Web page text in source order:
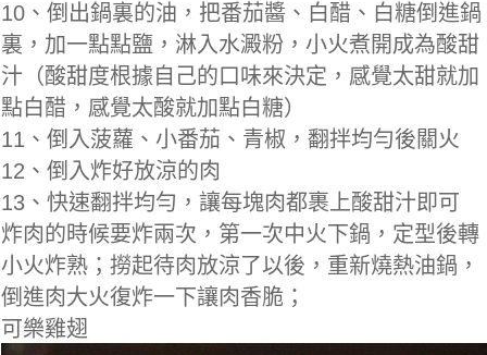
10、倒出鍋裏的油，把番茄醬、白醋、白糖倒進鍋
裏，加一點點鹽，淋入水澱粉，小火煮開成為酸甜
汁（酸甜度根據自己的口味來決定，感覺太甜就加
點白醋，感覺太酸就加點白糖）
11、倒入菠蘿、小番茄、青椒，翻拌均勻後關火
12、倒入炸好放涼的肉
13、快速翻拌均勻，讓每塊肉都裹上酸甜汁即可
炸肉的時候要炸兩次，第一次中火下鍋，定型後轉
小火炸熟；撈起待肉放涼了以後，重新燒熱油鍋，
倒進肉大火復炸一下讓肉香脆；
可樂雞翅